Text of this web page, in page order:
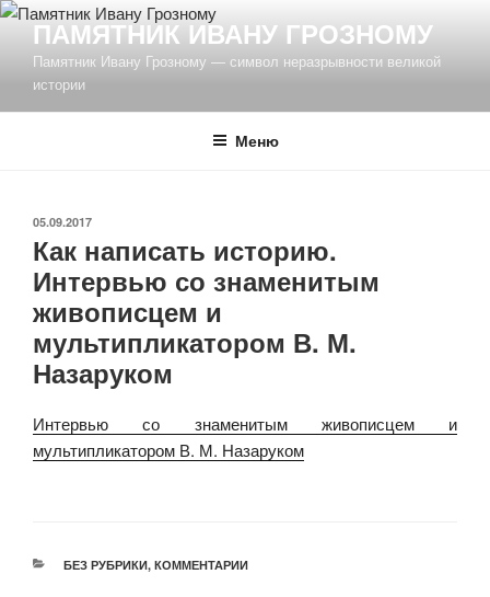
Перейти
содержимому
ПАМЯТНИК ИВАНУ ГРОЗНОМУ
Памятник Ивану Грозному — символ неразрывности великой
истории
Меню
ОПУБЛИКОВАНО
05.09.2017
Как написать историю.
Интервью со знаменитым
живописцем и
мультипликатором В. М.
Назаруком
Интервью со знаменитым живописцем и
мультипликатором В. М. Назаруком
РУБРИКИ
БЕЗ РУБРИКИ, КОММЕНТАРИИ